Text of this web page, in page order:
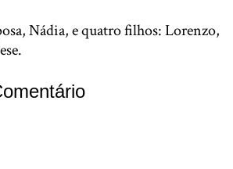
Nádia, e quatro filhos: Lorenzo,